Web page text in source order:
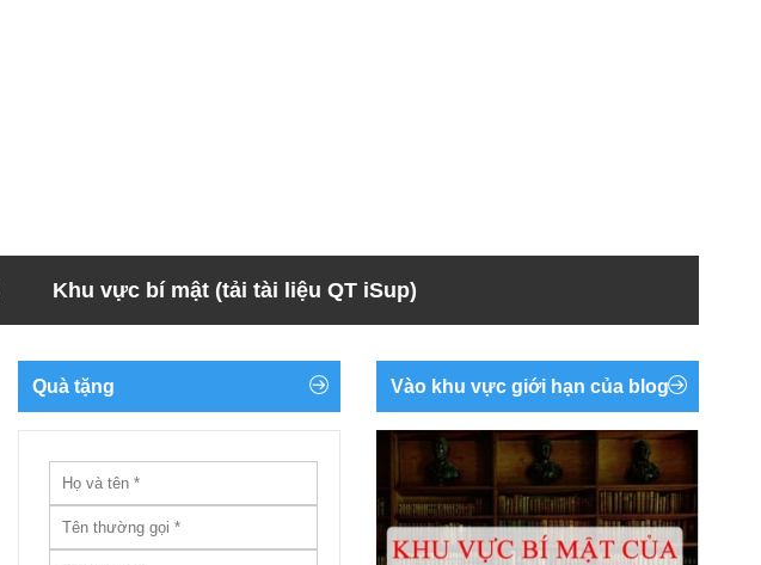
Khu vực bí mật (tải tài liệu QT iSup)
Quà tặng Vào khu vực giới hạn của blog